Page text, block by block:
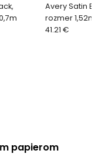
Avery Satin
rozmer 1,52m
41.21 €
papierom